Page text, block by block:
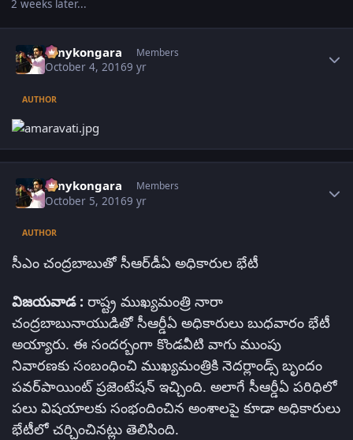
2 weeks later...
sonykongara Members
October 4, 20169 yr
AUTHOR
sonykongara Members
October 5, 20169 yr
AUTHOR
సీఎం చంద్రబాబుతో సీఆర్‌డీఏ అధికారుల భేటీ
విజయవాడ : రాష్ట్ర ముఖ్యమంత్రి నారా
చంద్రబాబునాయుడితో సీఆర్డీఏ అధికారులు బుధవారం భేటీ
అయ్యారు. ఈ సందర్బంగా కొండవీటి వాగు ముంపు
నివారణకు సంబంధించి ముఖ్యమంత్రికి నెదర్లాండ్స్ బృందం
పవర్‌పాయింట్‌ ప్రజెంటేషన్‌ ఇచ్చింది. అలాగే సీఆర్డీఏ పరిధిలో
పలు విషయాలకు సంభందించిన అంశాలపై కూడా అధికారులు
భేటీలో చర్చించినట్లు తెలిసింది.